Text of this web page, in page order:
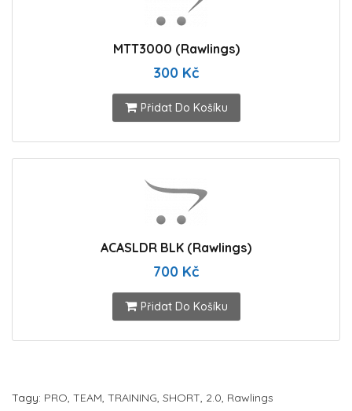
MTT3000 (Rawlings)
300 Kč
Přidat Do Košíku
ACASLDR BLK (Rawlings)
700 Kč
Přidat Do Košíku
Tagy: PRO, TEAM, TRAINING, SHORT, 2.0, Rawlings